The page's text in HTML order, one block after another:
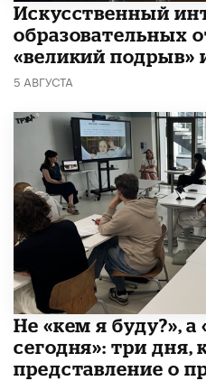
​Искусственный
образовательных
«великий подрыв»
5 АВГУСТА
Не «кем я буду?»,
сегодня»: три
представление о